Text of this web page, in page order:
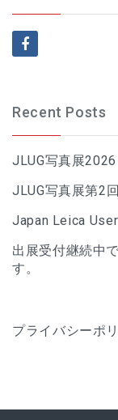
Recent Posts
JLUG写真展
JLUG写真展第2
Japan Leica
出展受付継続中
す。
プライバシーポ